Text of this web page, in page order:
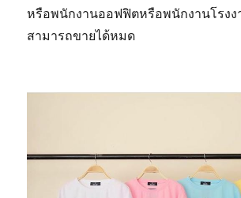
หรือพนักงานออฟฟิตหรือพนักงานโรงง
สามารถขายได้หมด